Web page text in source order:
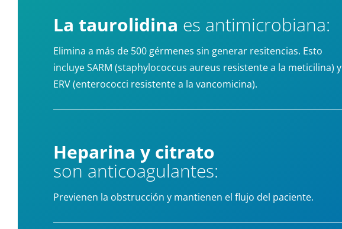
La taurolidina es antimicrobiana:
Elimina a más de 500 gérmenes sin generar resitencias. Esto
incluye SARM (staphylococcus aureus resistente a la meticilina) y
ERV (enterococci resistente a la vancomicina).
Heparina y citrato
son anticoagulantes:
Previenen la obstrucción y mantienen el flujo del paciente.